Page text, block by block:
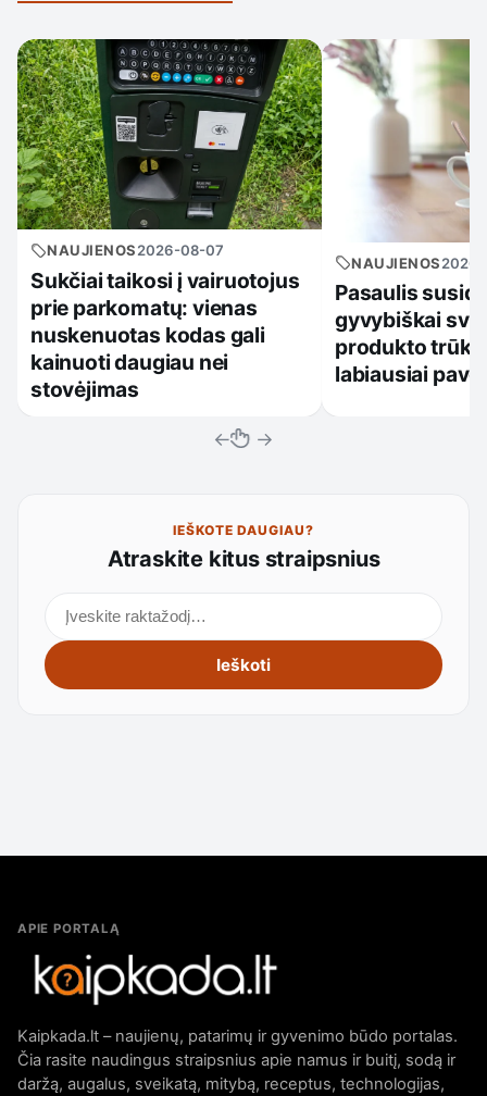
NAUJIENOS2026-08-07
Sukčiai taikosi į vairuotojus
prie parkomatų: vienas
nuskenuotas kodas gali
kainuoti daugiau nei
stovėjimas
NAUJIENOS
Pasaulis
gyvybiškai
produkto
labiausiai
← →
IEŠKOTE DAUGIAU?
Atraskite kitus straipsnius
Ieškoti
APIE PORTALĄ
Kaipkada.lt – naujienų, patarimų ir gyvenimo būdo portalas.
Čia rasite naudingus straipsnius apie namus ir buitį, sodą ir
daržą, augalus, sveikatą, mitybą, receptus, technologijas,